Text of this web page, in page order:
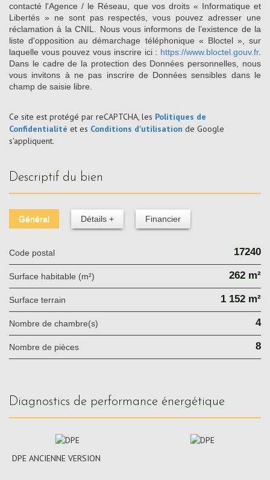
contacté l'Agence / le Réseau, que vos droits « Informatique et
Libertés » ne sont pas respectés, vous pouvez adresser une
réclamation à la CNIL. Nous vous informons de l’existence de la
liste d'opposition au démarchage téléphonique « Bloctel », sur
laquelle vous pouvez vous inscrire ici : https://www.bloctel.gouv.fr.
Dans le cadre de la protection des Données personnelles, nous
vous invitons à ne pas inscrire de Données sensibles dans le
champ de saisie libre.
Ce site est protégé par reCAPTCHA, les Politiques de
Confidentialité et es Conditions d'utilisation de Google
s'appliquent.
descriptif du bien
Général Détails + Financier
Code postal 17240
Surface habitable (m²) 262 m²
surface terrain 1 152 m²
Nombre de chambre(s) 4
Nombre de pièces 8
diagnostics de performance énergétique
DPE ANCIENNE VERSION